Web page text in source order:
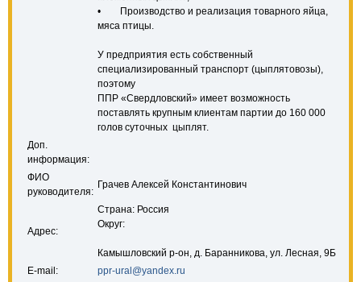
• Производство и реализация товарного яйца,
мяса птицы.
У предприятия есть собственный
специализированный транспорт (цыплятовозы),
поэтому
ППР «Свердловский» имеет возможность
поставлять крупным клиентам партии до 160 000
голов суточных цыплят.
Доп.
информация:
ФИО
руководителя:
Грачев Алексей Константинович
Адрес:
Страна: Россия
Округ:
Камышловский р-он, д. Баранникова, ул. Лесная, 9Б
E-mail:
ppr-ural@yandex.ru